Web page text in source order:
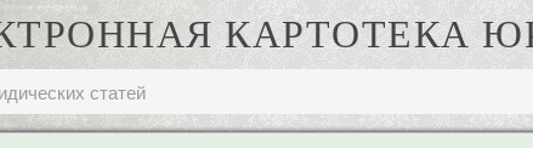
КАРТОТЕКА
статей